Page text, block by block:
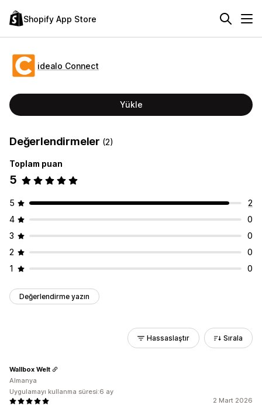
Shopify App Store
idealo Connect
Yükle
Değerlendirmeler (2)
Toplam puan
5
5
2
4
0
3
0
2
0
1
0
Değerlendirme yazın
Hassaslaştır Sırala
2 Mart 2026
Wallbox Welt
Almanya
Uygulamayı kullanma süresi:6 ay